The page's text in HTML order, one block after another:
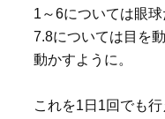
1～6については眼
7.8については目を
動かすように。
これを1日1回でも